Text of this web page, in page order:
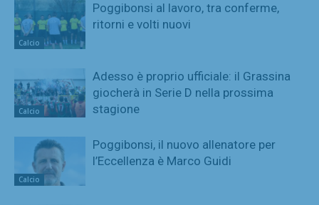
Calcio
Poggibonsi al lavoro, tra conferme,
ritorni e volti nuovi
Calcio
Adesso è proprio ufficiale: il Grassina
giocherà in Serie D nella prossima
stagione
Calcio
Poggibonsi, il nuovo allenatore per
l’Eccellenza è Marco Guidi